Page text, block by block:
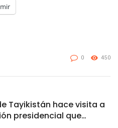
0 450
Tayikistán hace visita a
presidencial que